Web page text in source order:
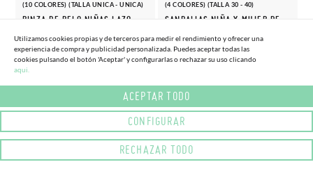
(10 COLORES) (TALLA UNICA - UNICA)
PINZA DE PELO NIÑAS LAZO
4,50€ (-10%)
4,05€
(4 COLORES) (TALLA 30 - 40)
SANDALIAS NIÑA Y MUJER DE
46,
39,90€
Utilizamos cookies propias y de terceros para medir el rendimiento y ofrecer una
experiencia de compra y publicidad personalizada. Puedes aceptar todas las
cookies pulsando el botón 'Aceptar' y configurarlas o rechazar su uso clicando
aqui.
ACEPTAR TODO
CONFIGURAR
RECHAZAR TODO